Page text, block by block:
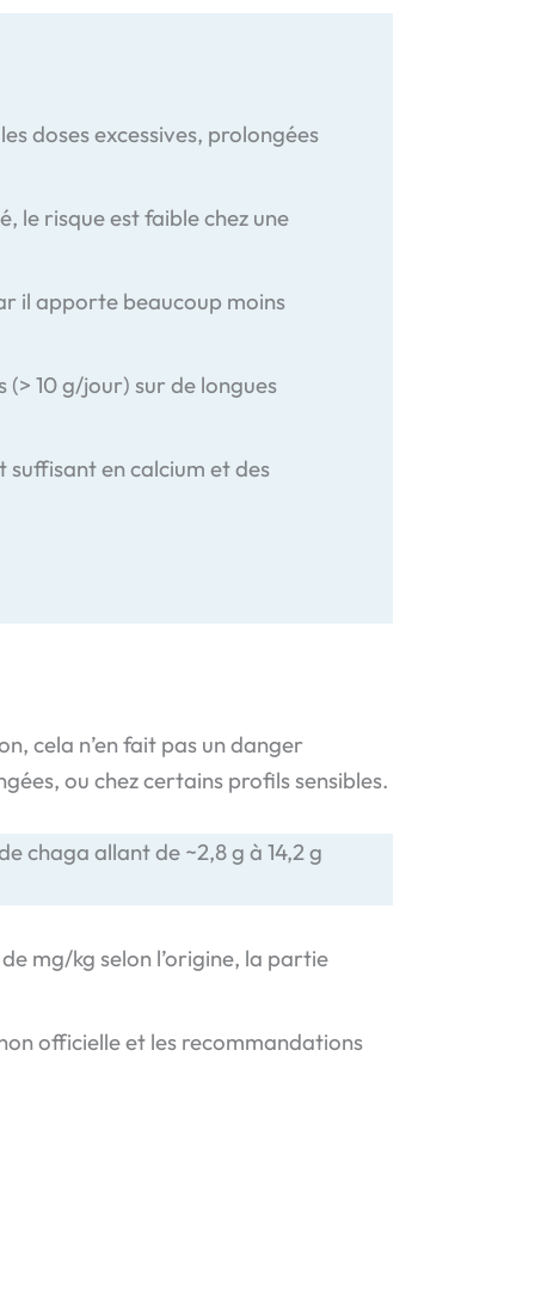
doses excessives, prolongées
le risque est faible chez une
il apporte beaucoup moins
10 g/jour) sur de longues
en calcium et des
cela n’en fait pas un danger
ou chez certains profils sensibles.
chaga allant de ~2,8 g à 14,2 g
mg/kg selon l’origine, la partie
officielle et les recommandations